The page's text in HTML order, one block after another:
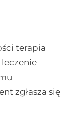
terapia
zgłasza się